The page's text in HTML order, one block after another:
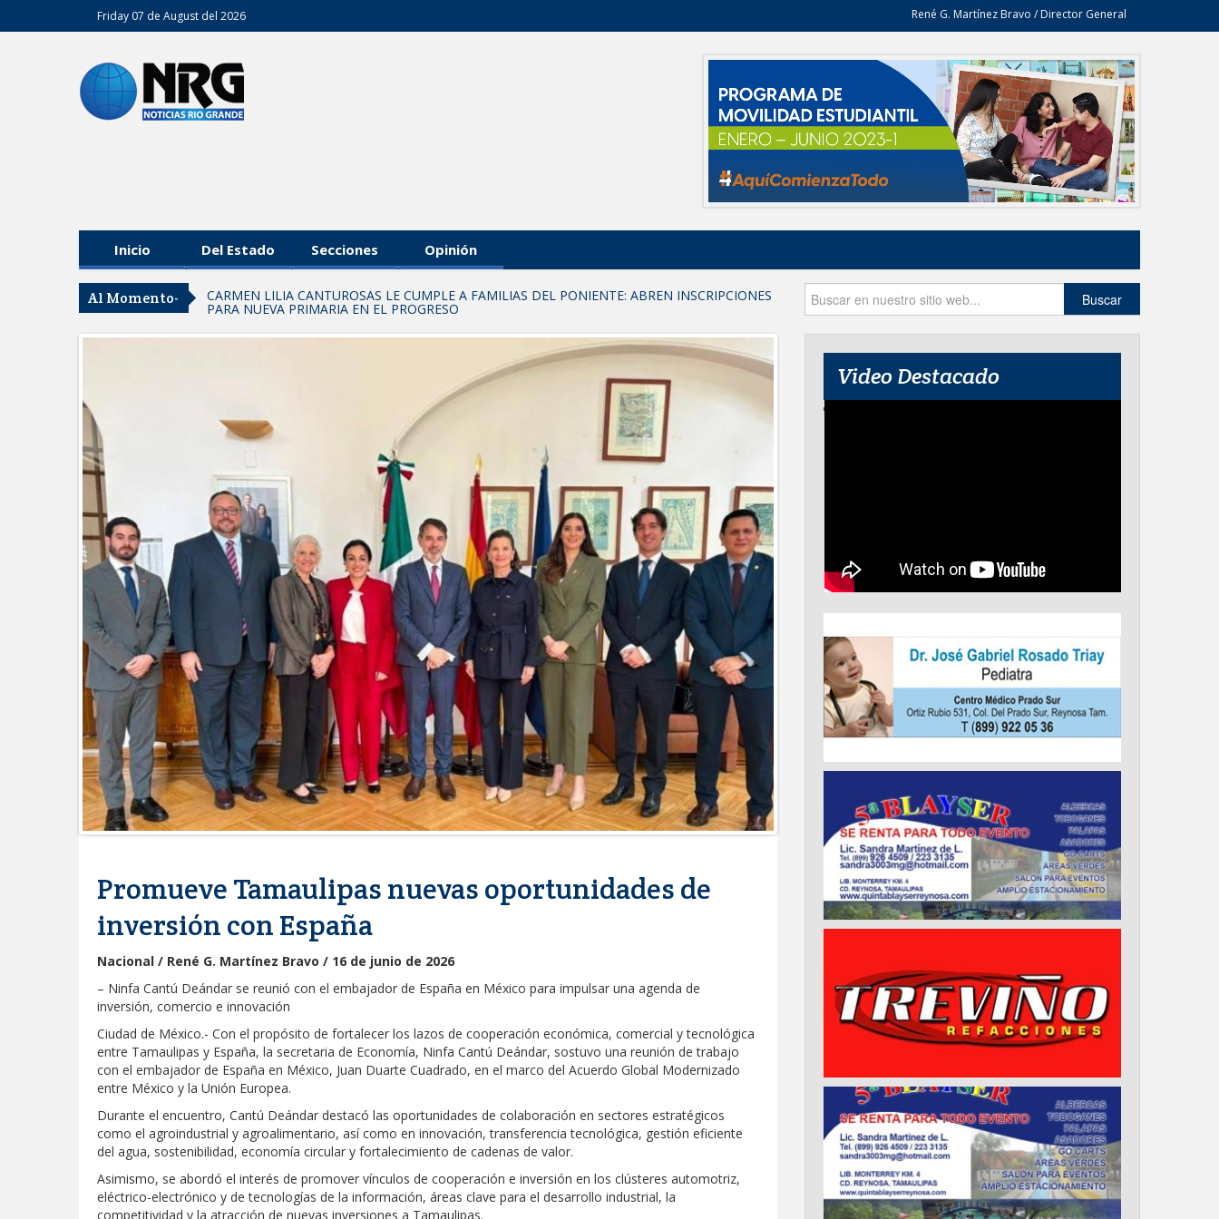
Friday 07 de August del 2026 René G. Martínez Bravo / Director General
Inicio Del Estado Secciones Opinión
Al Momento- CARMEN LILIA CANTUROSAS LE CUMPLE A FAMILIAS DEL PONIENTE: ABREN INSCRIPCIONES
PARA NUEVA PRIMARIA EN EL PROGRESO
FORTALECE IMJUVE SALUD MENTAL DE JÓVENES CON TERAPIAS PSICOLÓGICAS GRATUITAS
Llama Carlos Peña Ortiz a realizar investigación en tema de la refinería
Coordinan la SST y SET acciones para fortalecer la formación médica y la bioética en Tamaulipas
EXHORTA PROTECCIÓN CIVIL A EXTREMAR PRECAUCIONES ANTE ALTAS TEMPERATURAS
DURANTE EL PERIODO VACACIONAL
"Jefes de Familia", programa de apoyo social municipal para los reynosenses
Supervisa rector Dámaso Anaya nueva sede para la Facultad de Arquitectura de la UAT en
Ciudad Victoria
Agiliza el ITAVU procesos de escrituración para brindar certeza patrimonial a más familias de
Tamaulipas
GOBIERNO MUNICIPAL EXHORTA A PREVENIR ENFERMEDADES DURANTE LA TEMPORADA DE
CALOR
Intensificó Municipio programa de bacheo en cuatro colonias de Reynosa
Respalda la SET acuerdos de la CONAEDU sobre redes sociales y escuelas militarizadas
AVANZAN TRABAJOS DE MODERNIZACIÓN EN AVENIDA REFORMA; GOBIERNO MUNICIPAL
MANTIENE EL RITMO DE LAS OBRAS PRIORITARIAS
Atendió Protección Civil de Reynosa reportes ante lluvias
IMPULSA GESTIÓN AMBIENTAL JORNADA DE MEJORA URBANA EN HACIENDA SAN AGUSTÍN
Asegura alcalde de Reynosa buen funcionamiento de Presa El Águila
GOBIERNO MUNICIPAL Y ESTATAL CELEBRARÁN FERIA DEL EMPLEO EL PRÓXIMO 18 DE
AGOSTO
Logra STPS la generación de empleo con más de 6 mil 900 colocaciones en Tamaulipas
Lleva gobierno de Reynosa programa "Acción y Conciencia" a colonia Integración Familiar
Buscar
Promueve Tamaulipas nuevas oportunidades de
inversión con España
Nacional / René G. Martínez Bravo / 16 de junio de 2026
– Ninfa Cantú Deándar se reunió con el embajador de España en México para impulsar una agenda de
inversión, comercio e innovación
Ciudad de México.- Con el propósito de fortalecer los lazos de cooperación económica, comercial y tecnológica
entre Tamaulipas y España, la secretaria de Economía, Ninfa Cantú Deándar, sostuvo una reunión de trabajo
con el embajador de España en México, Juan Duarte Cuadrado, en el marco del Acuerdo Global Modernizado
entre México y la Unión Europea.
Durante el encuentro, Cantú Deándar destacó las oportunidades de colaboración en sectores estratégicos
como el agroindustrial y agroalimentario, así como en innovación, transferencia tecnológica, gestión eficiente
del agua, sostenibilidad, economía circular y fortalecimiento de cadenas de valor.
Asimismo, se abordó el interés de promover vínculos de cooperación e inversión en los clústeres automotriz,
eléctrico-electrónico y de tecnologías de la información, áreas clave para el desarrollo industrial, la
competitividad y la atracción de nuevas inversiones a Tamaulipas.
Video Destacado